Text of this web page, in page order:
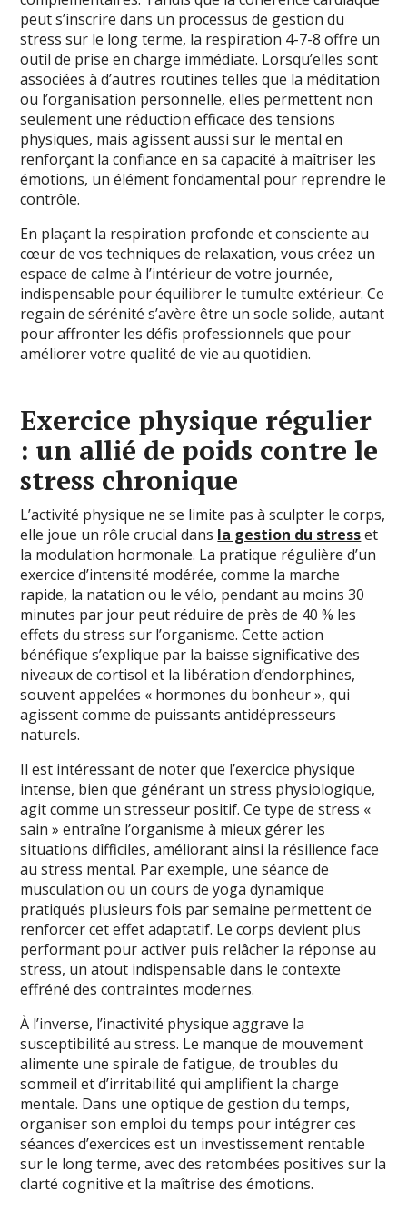
peut s’inscrire dans un processus de gestion du
stress sur le long terme, la respiration 4-7-8 offre un
outil de prise en charge immédiate. Lorsqu’elles sont
associées à d’autres routines telles que la méditation
ou l’organisation personnelle, elles permettent non
seulement une réduction efficace des tensions
physiques, mais agissent aussi sur le mental en
renforçant la confiance en sa capacité à maîtriser les
émotions, un élément fondamental pour reprendre le
contrôle.
En plaçant la respiration profonde et consciente au
cœur de vos techniques de relaxation, vous créez un
espace de calme à l’intérieur de votre journée,
indispensable pour équilibrer le tumulte extérieur. Ce
regain de sérénité s’avère être un socle solide, autant
pour affronter les défis professionnels que pour
améliorer votre qualité de vie au quotidien.
Exercice physique régulier
: un allié de poids contre le
stress chronique
L’activité physique ne se limite pas à sculpter le corps,
elle joue un rôle crucial dans la gestion du stresset
la modulation hormonale. La pratique régulière d’un
exercice d’intensité modérée, comme la marche
rapide, la natation ou le vélo, pendant au moins 30
minutes par jour peut réduire de près de 40 % les
effets du stress sur l’organisme. Cette action
bénéfique s’explique par la baisse significative des
niveaux de cortisol et la libération d’endorphines,
souvent appelées « hormones du bonheur », qui
agissent comme de puissants antidépresseurs
naturels.
Il est intéressant de noter que l’exercice physique
intense, bien que générant un stress physiologique,
agit comme un stresseur positif. Ce type de stress «
sain » entraîne l’organisme à mieux gérer les
situations difficiles, améliorant ainsi la résilience face
au stress mental. Par exemple, une séance de
musculation ou un cours de yoga dynamique
pratiqués plusieurs fois par semaine permettent de
renforcer cet effet adaptatif. Le corps devient plus
performant pour activer puis relâcher la réponse au
stress, un atout indispensable dans le contexte
effréné des contraintes modernes.
À l’inverse, l’inactivité physique aggrave la
susceptibilité au stress. Le manque de mouvement
alimente une spirale de fatigue, de troubles du
sommeil et d’irritabilité qui amplifient la charge
mentale. Dans une optique de gestion du temps,
organiser son emploi du temps pour intégrer ces
séances d’exercices est un investissement rentable
sur le long terme, avec des retombées positives sur la
clarté cognitive et la maîtrise des émotions.